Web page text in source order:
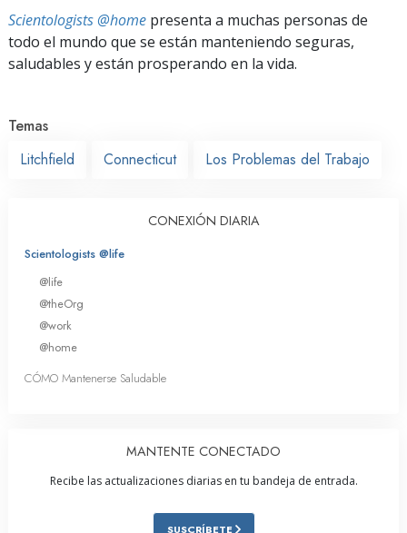
Scientologists @home presenta a muchas personas de
todo el mundo que se están manteniendo seguras,
saludables y están prosperando en la vida.
Temas
Litchfield
Connecticut Los Problemas del Trabajo
CONEXIÓN DIARIA
Scientologists @life
@life
@theOrg
@work
@home
CÓMO Mantenerse Saludable
MANTENTE CONECTADO
Recibe las actualizaciones diarias en tu bandeja de entrada.
SUSCRÍBETE